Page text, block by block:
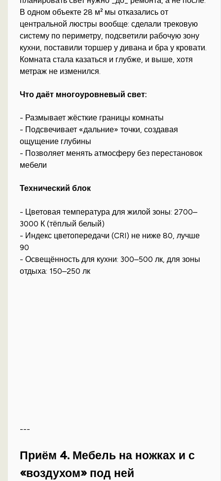
В одном объекте 28 м² мы отказались от
центральной люстры вообще: сделали трековую
систему по периметру, подсветили рабочую зону
кухни, поставили торшер у дивана и бра у кровати.
Комната стала казаться и глубже, и выше, хотя
метраж не изменился.
Что даёт многоуровневый свет:
- Размывает жёсткие границы комнаты
- Подсвечивает «дальние» точки, создавая
ощущение глубины
- Позволяет менять атмосферу без перестановок
мебели
Технический блок
- Цветовая температура для жилой зоны: 2700–
3000 К (тёплый белый)
- Индекс цветопередачи (CRI) не ниже 80, лучше
90
- Освещённость для кухни: 300–500 лк, для зоны
отдыха: 150–250 лк
---
Приём 4. Мебель на ножках и с
«воздухом» под ней